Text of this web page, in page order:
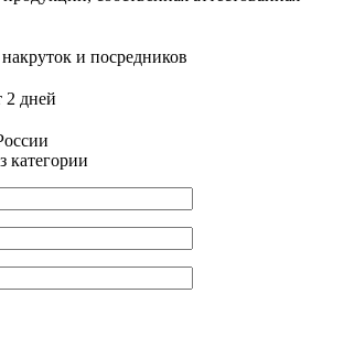
и посредников
2 дней
категории